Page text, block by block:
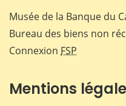
Musée de la Banque du
Bureau des biens non
Connexion FSP
Mentions